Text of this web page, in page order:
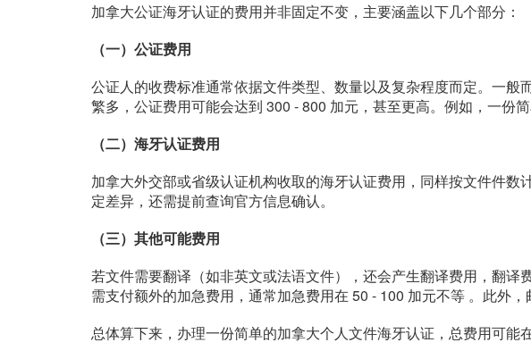
加拿大公证海牙认证的费用并非固定不变，主要涵盖以下几个部分：
（一）公证费用
公证人的收费标准通常依据文件类型、数量以及复杂程度而定。一
繁多，公证费用可能会达到 300 - 800 加元，甚至更高。例如，一份
（二）海牙认证费用
加拿大外交部或省级认证机构收取的海牙认证费用，同样按文件件
定差异，还需提前查询官方信息确认。
（三）其他可能费用
若文件需要翻译（如非英文或法语文件），还会产生翻译费用，翻
需支付额外的加急费用，通常加急费用在 50 - 100 加元不等 。此外
总体算下来，办理一份简单的加拿大个人文件海牙认证，总费用可能